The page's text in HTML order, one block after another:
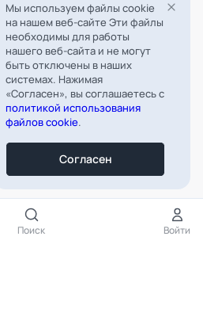
категории
Поиск Войти
дня
д. 16,
Мы используем файлы cookie
на нашем веб-сайте Эти файлы
необходимы для работы
нашего веб-сайта и не могут
быть отключены в наших
системах. Нажимая
«Согласен», вы соглашаетесь с
политикой использования
файлов cookie.
Согласен